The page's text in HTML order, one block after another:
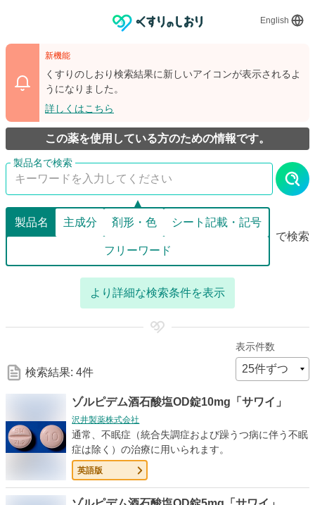
English
新機能
くすりのしおり検索結果に新しいアイコンが表示されるよ
うになりました。
詳しくはこちら
この薬を使用している方のための情報です。
製品名 主成分 剤形・色 シート記載・記号
フリーワード
で検索
な
索
条
より詳細な検索条件を表示
検索結果: 4件
表示件数
ゾルピデム酒石酸塩OD錠10mg「サワイ」
沢井製薬株式会社
通常、不眠症（統合失調症および躁うつ病に伴う不眠
症は除く）の治療に用いられます。
英語版